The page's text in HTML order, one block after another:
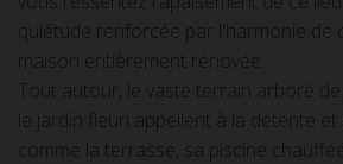
quiétude renforcée par l'harmonie de
maison entièrement rénovée.
Tout autour, le vaste terrain arboré
le jardin fleuri appellent à la détente
comme la terrasse, sa piscine